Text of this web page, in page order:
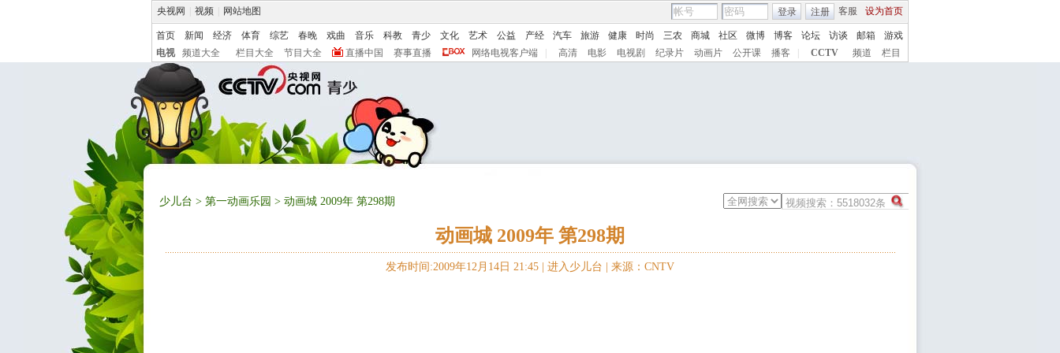
央视网 视频 网站地图 客服 设为首页
登录 注册
首页 新闻 经济 体育 综艺 春晚 戏曲 音乐 科教 青少 文化 艺术 公益 产经 汽车 旅游 健康 时尚 三农 商城 社区 微博 博客 论坛 访谈 邮箱
游戏
电视
频道大全 栏目大全 节目大全 直播中国 赛事直播 网络电视客户端 高清 电影 电视剧 纪录片 动画片 公开课 播客 CCTV 频道 栏目
少儿台 > 第一动画乐园 > 动画城 2009年 第298期
动画城 2009年 第298期
发布时间:2009年12月14日 21:45 | 进入少儿台 来源：CNTV